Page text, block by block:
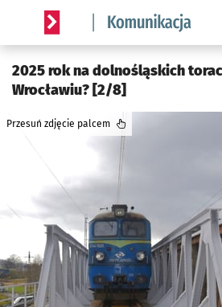
Serwis informacyjny wroclaw.pl
2025 rok na dolnośląskich
Wrocławiu? [2/8]
Przesuń zdjęcie palcem